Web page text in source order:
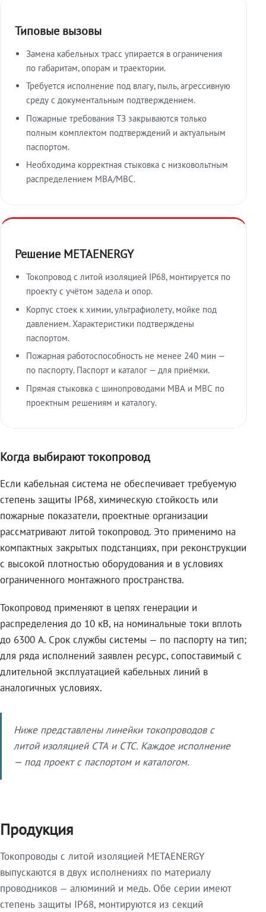
Типовые вызовы
Замена кабельных трасс упирается в ограничения
по габаритам, опорам и траектории.
Требуется исполнение под влагу, пыль, агрессивную
среду с документальным подтверждением.
Пожарные требования ТЗ закрываются только
полным комплектом подтверждений и актуальным
паспортом.
Необходима корректная стыковка с низковольтным
распределением МВА/МВС.
Решение METAENERGY
Токопровод с литой изоляцией IP68, монтируется по
проекту с учётом задела и опор.
Корпус стоек к химии, ультрафиолету, мойке под
давлением. Характеристики подтверждены
паспортом.
Пожарная работоспособность не менее 240 мин —
по паспорту. Паспорт и каталог — для приёмки.
Прямая стыковка с шинопроводами МВА и МВС по
проектным решениям и каталогу.
Когда выбирают токопровод
Если кабельная система не обеспечивает требуемую
степень защиты IP68, химическую стойкость или
пожарные показатели, проектные организации
рассматривают литой токопровод. Это применимо на
компактных закрытых подстанциях, при реконструкции
с высокой плотностью оборудования и в условиях
ограниченного монтажного пространства.
Токопровод применяют в цепях генерации и
распределения до 10 кВ, на номинальные токи вплоть
до 6300 А. Срок службы системы — по паспорту на тип;
для ряда исполнений заявлен ресурс, сопоставимый с
длительной эксплуатацией кабельных линий в
аналогичных условиях.
Ниже представлены линейки токопроводов с
литой изоляцией СТА и СТС. Каждое исполнение
— под проект с паспортом и каталогом.
Продукция
Токопроводы с литой изоляцией METAENERGY
выпускаются в двух исполнениях по материалу
проводников — алюминий и медь. Обе серии имеют
степень защиты IP68, монтируются из секций